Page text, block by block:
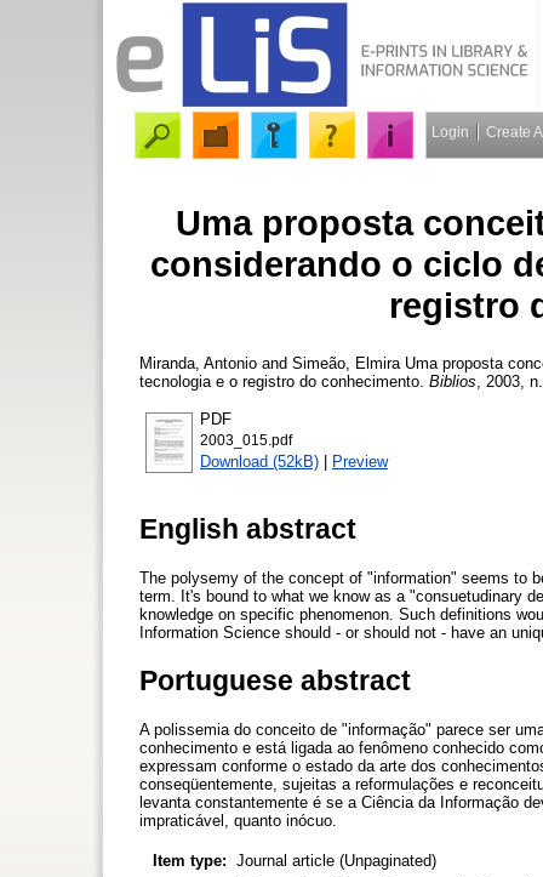
Login Create
Uma proposta
considerando o ciclo
registro
Miranda, Antonio and Simeão, Elmira Uma proposta
tecnologia e o registro do conhecimento. Biblios , 2003,
PDF
2003_015.pdf
Download (52kB) | Preview
English abstract
The polysemy of the concept of "information" seems to
term. It's bound to what we know as a "consuetudinary
knowledge on specific phenomenon. Such definitions
Information Science should - or should not - have an
Portuguese abstract
A polissemia do conceito de "informação" parece ser
conhecimento e está ligada ao fenômeno conhecido
expressam conforme o estado da arte dos
conseqüentemente, sujeitas a reformulações e
levanta constantemente é se a Ciência da Informação
impraticável, quanto inócuo.
Item type: Journal article (Unpaginated)